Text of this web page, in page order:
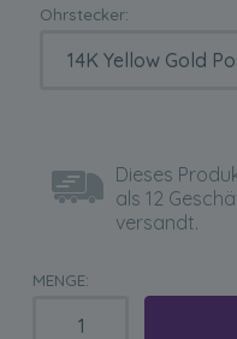
Ohrstecker:
Dieses
als 12
versandt.
MENGE: